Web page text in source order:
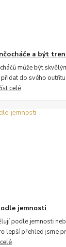
a být
může být
do svého
celé
jemnosti
podle jemnosti
lepší přehled jsme